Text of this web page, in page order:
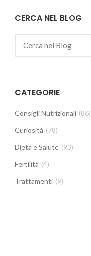
CERCA NEL BLOG
CATEGORIE
Consigli Nutrizionali (86)
Curiosità (78)
Dieta e Salute (93)
Fertilità (4)
Trattamenti (9)